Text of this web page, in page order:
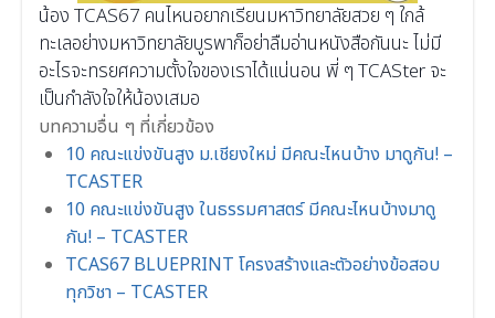
น้อง TCAS67 คนไหนอยากเรียนมหาวิทยาลัยสวย ๆ ใกล้
ทะเลอย่างมหาวิทยาลัยบูรพาก็อย่าลืมอ่านหนังสือกันนะ ไม่มี
อะไรจะทรยศความตั้งใจของเราได้แน่นอน พี่ ๆ TCASter จะ
เป็นกำลังใจให้น้องเสมอ
บทความอื่น ๆ ที่เกี่ยวข้อง
10 คณะแข่งขันสูง ม.เชียงใหม่ มีคณะไหนบ้าง มาดูกัน! –
TCASTER
10 คณะแข่งขันสูง ในธรรมศาสตร์ มีคณะไหนบ้างมาดู
กัน! – TCASTER
TCAS67 BLUEPRINT โครงสร้างและตัวอย่างข้อสอบ
ทุกวิชา – TCASTER